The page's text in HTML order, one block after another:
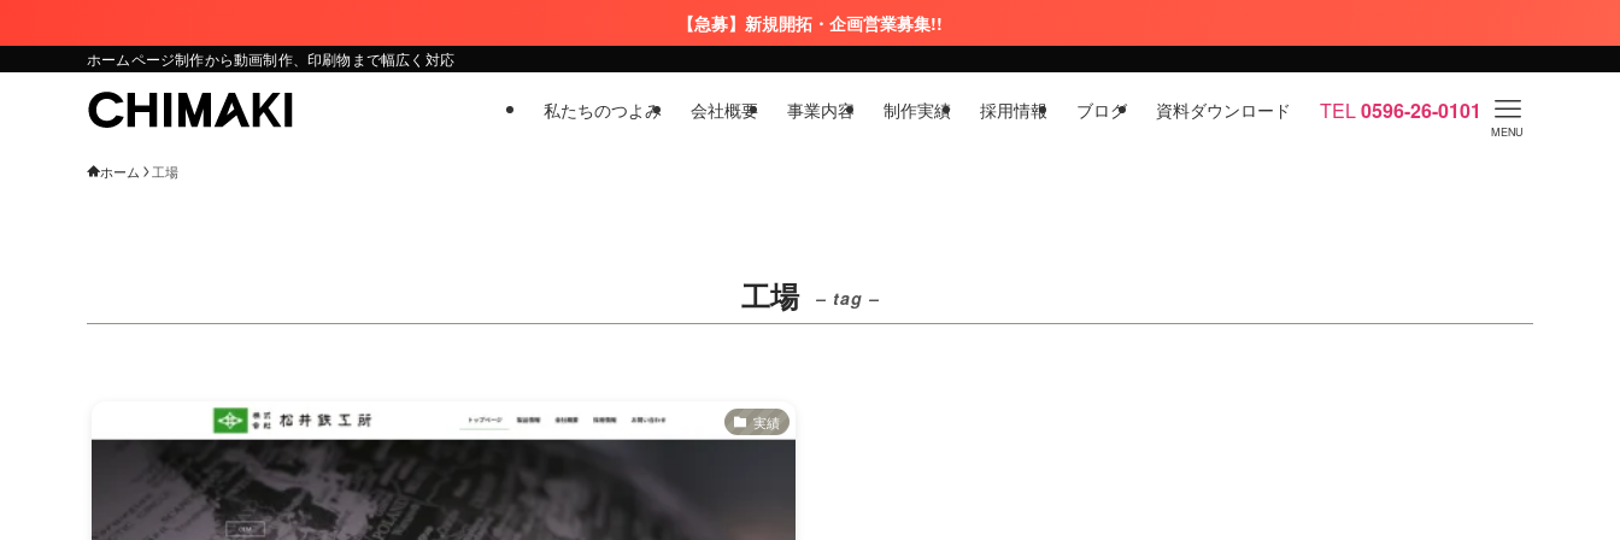
【急募】新規開拓・企画営業募集!!
ホームページ制作から動画制作、印刷物まで幅広く対応
私たちのつよみ 会社概要 事業内容 制作実績 採用情報 ブログ 資料ダウンロード TEL0596-26-0101
MENU
ホーム 工場
工場 – tag –
実績